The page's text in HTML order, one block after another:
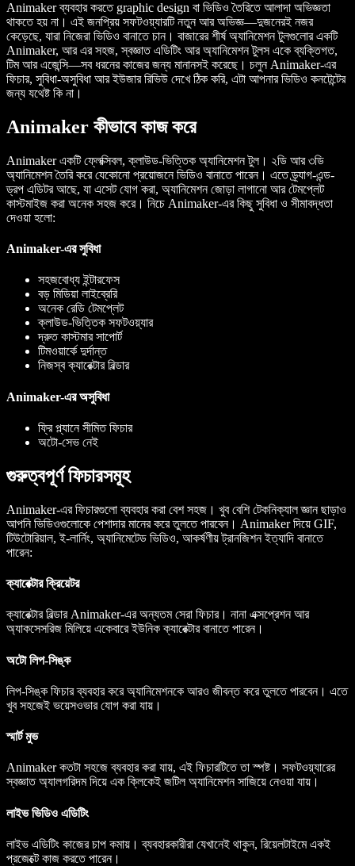
Animaker ব্যবহার করতে graphic design বা ভিডিও তৈরিতে আলাদা অভিজ্ঞতা
থাকতে হয় না। এই জনপ্রিয় সফটওয়্যারটি নতুন আর অভিজ্ঞ—দুজনেরই নজর
কেড়েছে, যারা নিজেরা ভিডিও বানাতে চান। বাজারের শীর্ষ অ্যানিমেশন টুলগুলোর একটি
Animaker, আর এর সহজ, স্বজ্ঞাত এডিটিং আর অ্যানিমেশন টুলস একে ব্যক্তিগত,
টিম আর এজেন্সি—সব ধরনের কাজের জন্য মানানসই করেছে। চলুন Animaker-এর
ফিচার, সুবিধা-অসুবিধা আর ইউজার রিভিউ দেখে ঠিক করি, এটা আপনার ভিডিও কনটেন্টের
জন্য যথেষ্ট কি না।
Animaker কীভাবে কাজ করে
Animaker একটি ফ্লেক্সিবল, ক্লাউড-ভিত্তিক অ্যানিমেশন টুল। ২ডি আর ৩ডি
অ্যানিমেশন তৈরি করে যেকোনো প্রয়োজনে ভিডিও বানাতে পারেন। এতে ড্র্যাগ-এন্ড-
ড্রপ এডিটর আছে, যা এসেট যোগ করা, অ্যানিমেশন জোড়া লাগানো আর টেমপ্লেট
কাস্টমাইজ করা অনেক সহজ করে। নিচে Animaker-এর কিছু সুবিধা ও সীমাবদ্ধতা
দেওয়া হলো:
Animaker-এর সুবিধা
সহজবোধ্য ইন্টারফেস
বড় মিডিয়া লাইব্রেরি
অনেক রেডি টেমপ্লেট
ক্লাউড-ভিত্তিক সফটওয়্যার
দ্রুত কাস্টমার সাপোর্ট
টিমওয়ার্কে দুর্দান্ত
নিজস্ব ক্যারেক্টার বিল্ডার
Animaker-এর অসুবিধা
ফ্রি প্ল্যানে সীমিত ফিচার
অটো-সেভ নেই
গুরুত্বপূর্ণ ফিচারসমূহ
Animaker-এর ফিচারগুলো ব্যবহার করা বেশ সহজ। খুব বেশি টেকনিক্যাল জ্ঞান ছাড়াও
আপনি ভিডিওগুলোকে পেশাদার মানের করে তুলতে পারবেন। Animaker দিয়ে GIF,
টিউটোরিয়াল, ই-লার্নিং, অ্যানিমেটেড ভিডিও, আকর্ষণীয় ট্রানজিশন ইত্যাদি বানাতে
পারেন:
ক্যারেক্টার ক্রিয়েটর
ক্যারেক্টার বিল্ডার Animaker-এর অন্যতম সেরা ফিচার। নানা এক্সপ্রেশন আর
অ্যাকসেসরিজ মিলিয়ে একেবারে ইউনিক ক্যারেক্টার বানাতে পারেন।
অটো লিপ-সিঙ্ক
লিপ-সিঙ্ক ফিচার ব্যবহার করে অ্যানিমেশনকে আরও জীবন্ত করে তুলতে পারবেন। এতে
খুব সহজেই ভয়েসওভার যোগ করা যায়।
স্মার্ট মুভ
Animaker কতটা সহজে ব্যবহার করা যায়, এই ফিচারটিতে তা স্পষ্ট। সফটওয়্যারের
স্বজ্ঞাত অ্যালগরিদম দিয়ে এক ক্লিকেই জটিল অ্যানিমেশন সাজিয়ে নেওয়া যায়।
লাইভ ভিডিও এডিটিং
লাইভ এডিটিং কাজের চাপ কমায়। ব্যবহারকারীরা যেখানেই থাকুন, রিয়েলটাইমে একই
প্রজেক্টে কাজ করতে পারেন।